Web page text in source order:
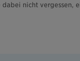
dabei nicht vergessen,